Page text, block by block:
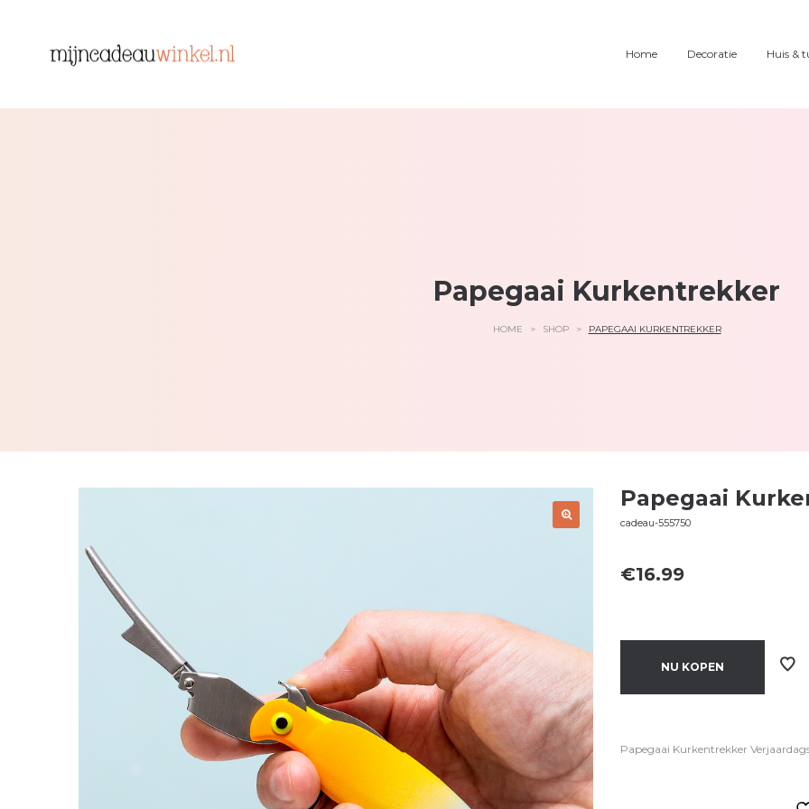
Home Decoratie Huis &
Papegaai Kurkentrekker
HOME > SHOP > PAPEGAAI KURKENTREKKER
Papegaai
cadeau-555750
€16.99
NU KOPEN
Papegaai Kurkentrekker